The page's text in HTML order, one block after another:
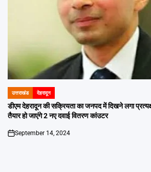
POSTED
IN
उत्तराखंड देहरादून
डीएम देहरादून की सक्रियता का जनपद में दिखने लगा
तैयार हो जाएंगे 2 नए दवाई वितरण कांउटर
on
September 14, 2024